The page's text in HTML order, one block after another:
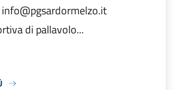
info@pgsardormelzo.it
di pallavolo...